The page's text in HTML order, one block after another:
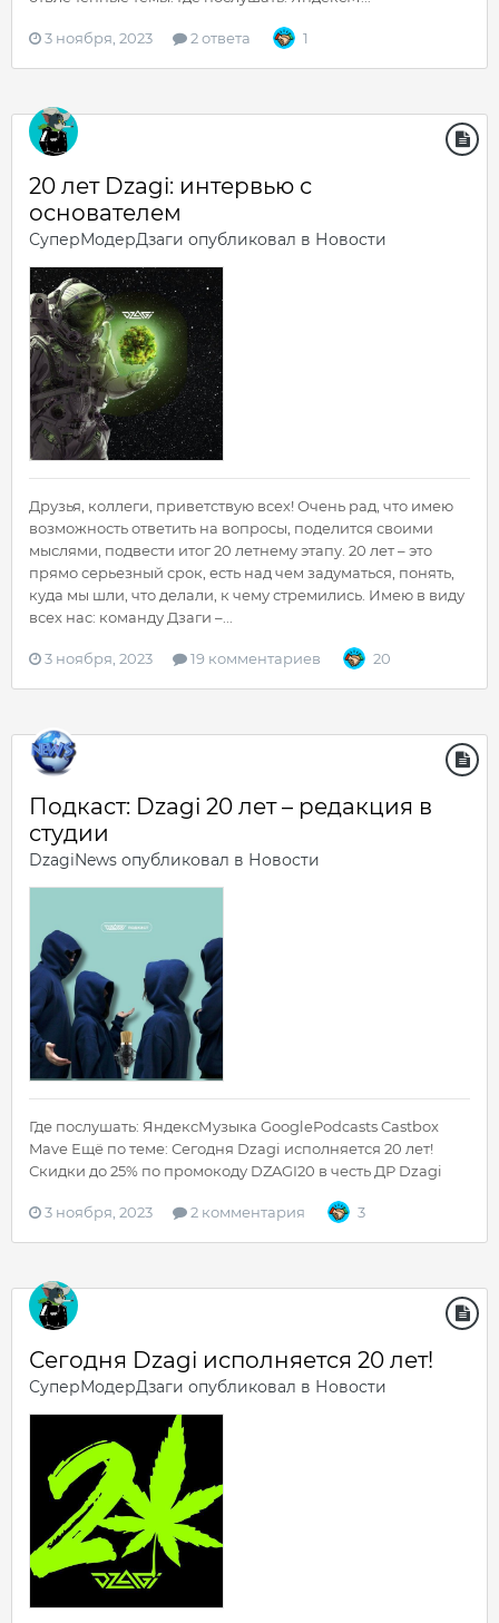
3 ноября, 2023 2 ответа 1
20 лет Dzagi: интервью с
основателем
СуперМодерДзаги опубликовал в Новости
Друзья, коллеги, приветствую всех! Очень рад, что имею
возможность ответить на вопросы, поделится своими
мыслями, подвести итог 20 летнему этапу. 20 лет – это
прямо серьезный срок, есть над чем задуматься, понять,
куда мы шли, что делали, к чему стремились. Имею в виду
всех нас: команду Дзаги –...
3 ноября, 2023 19 комментариев 20
Подкаст: Dzagi 20 лет – редакция в
студии
DzagiNews опубликовал в Новости
Где послушать: ЯндексМузыка GooglePodcasts Castbox
Mave Ещё по теме: Сегодня Dzagi исполняется 20 лет!
Скидки до 25% по промокоду DZAGI20 в честь ДР Dzagi
3 ноября, 2023 2 комментария 3
Сегодня Dzagi исполняется 20 лет!
СуперМодерДзаги опубликовал в Новости